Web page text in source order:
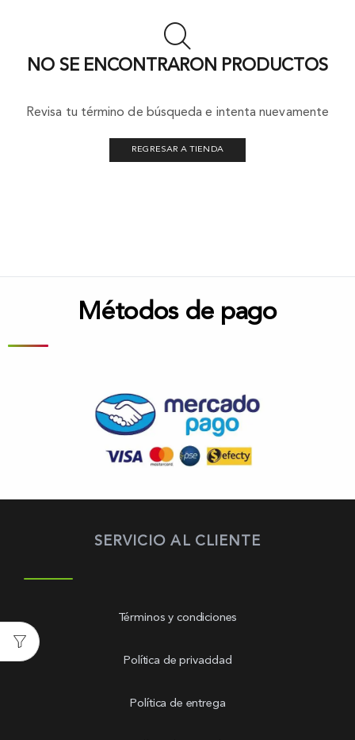
NO SE ENCONTRARON PRODUCTOS
Revisa tu término de búsqueda e intenta nuevamente
REGRESAR A TIENDA
Métodos de pago
SERVICIO AL CLIENTE
Términos y condiciones
Política de privacidad
Política de entrega